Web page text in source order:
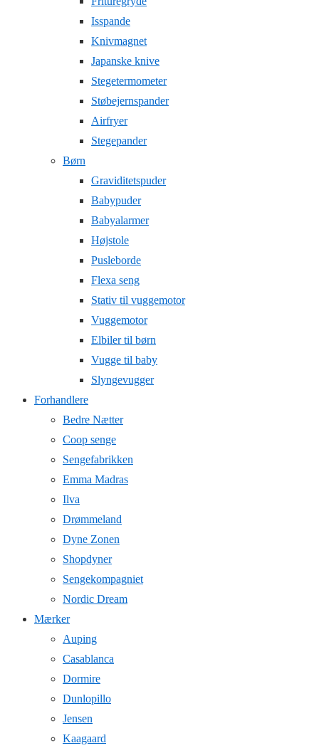
Isspande
Knivmagnet
Japanske knive
Stegetermometer
Støbejernspander
Airfryer
Stegepander
Børn
Graviditetspuder
Babypuder
Babyalarmer
Højstole
Pusleborde
Flexa seng
Stativ til vuggemotor
Vuggemotor
Elbiler til børn
Vugge til baby
Slyngevugger
Forhandlere
Bedre Nætter
Coop senge
Sengefabrikken
Emma Madras
Ilva
Drømmeland
Dyne Zonen
Shopdyner
Sengekompagniet
Nordic Dream
Mærker
Auping
Casablanca
Dormire
Dunlopillo
Jensen
Kaagaard